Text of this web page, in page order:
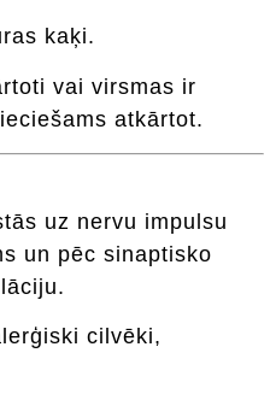
kaķi.
vai virsmas ir
atkārtot.
uz nervu impulsu
un pēc sinaptisko
cilvēki,